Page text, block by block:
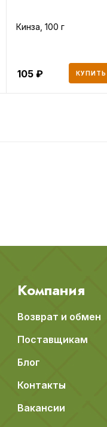
Кинза, 100 г
105 КУПИТЬ
Компания
Возврат и обмен
Поставщикам
Блог
Контакты
Вакансии